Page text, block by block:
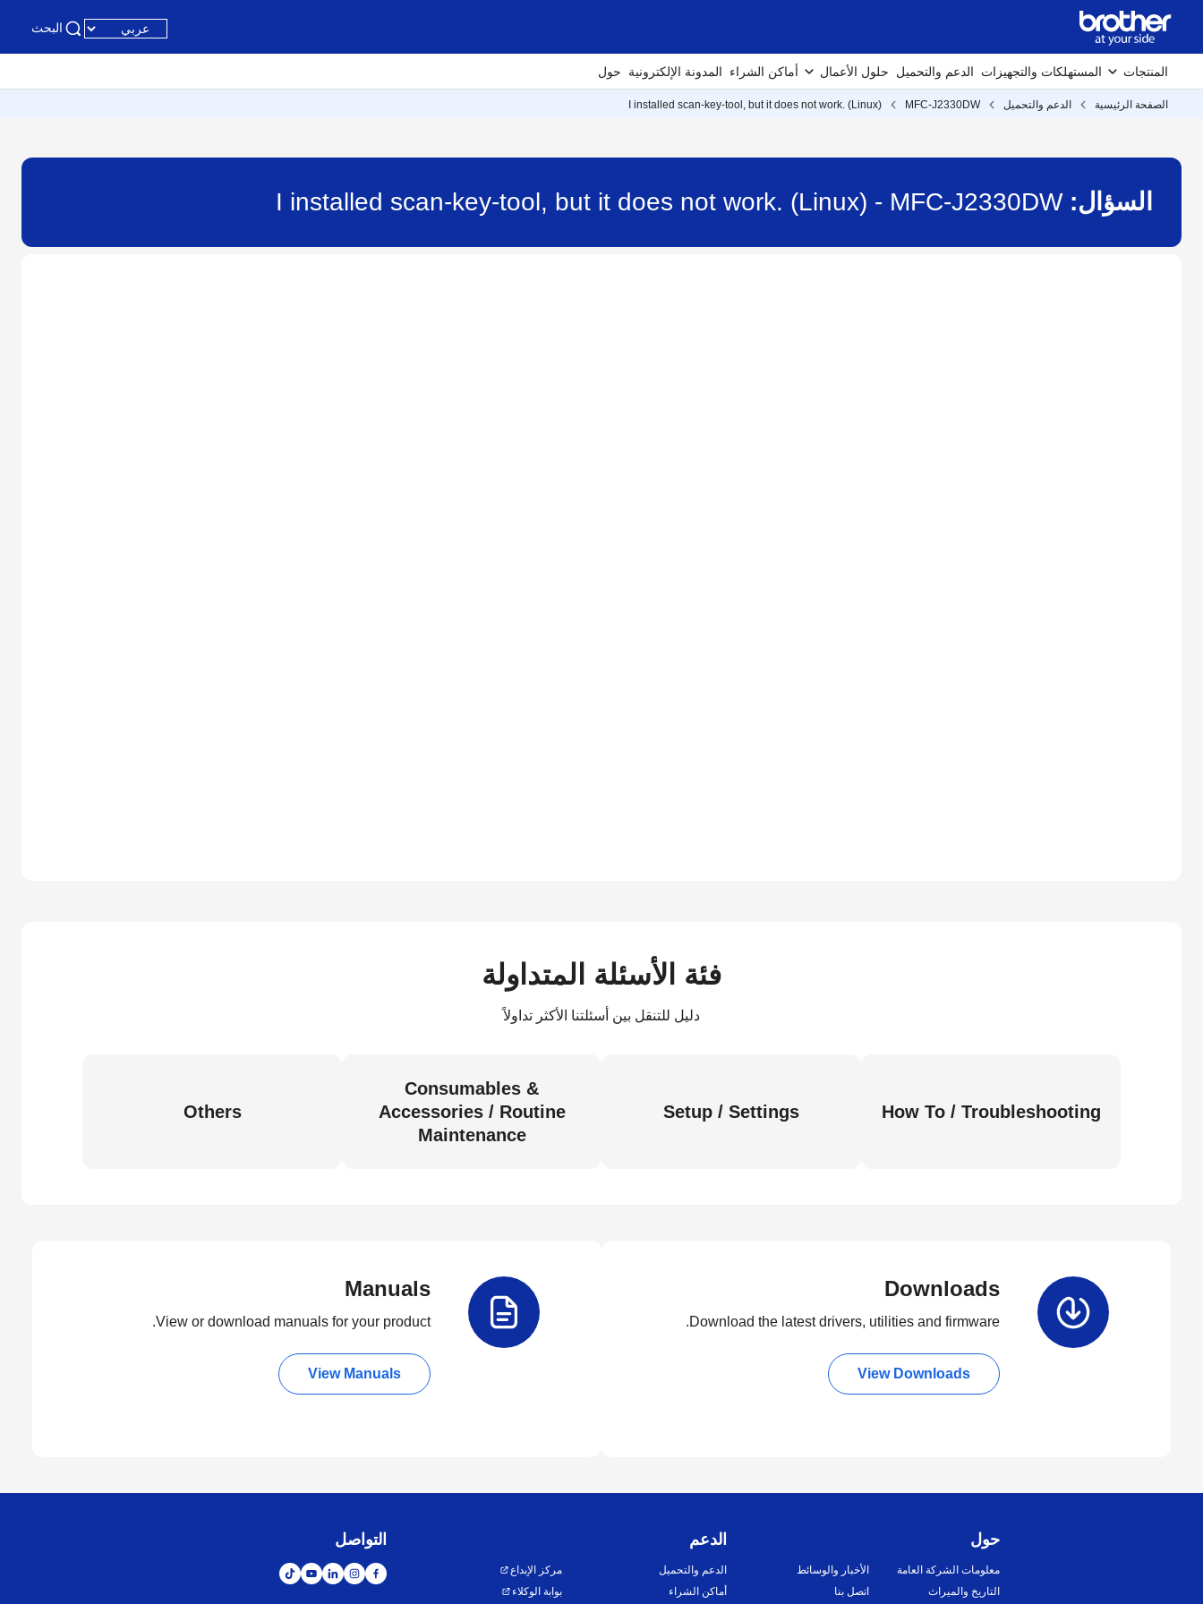
البحث
المنتجات المستهلكات والتجهيزات الدعم والتحميل حلول الأعمال أماكن الشراء المدونة الإلكترونية حول
الصفحة الرئيسية الدعم والتحميل MFC-J2330DW
I installed scan-key-tool, but it does not work. (Linux)
السؤال: I installed scan-key-tool, but it does not work. (Linux) - MFC-J2330DW
فئة الأسئلة المتداولة
دليل للتنقل بين أسئلتنا الأكثر تداولاً
How To / Troubleshooting
Setup / Settings
Consumables &
Accessories / Routine
Maintenance
Others
Downloads
Download the latest drivers, utilities and firmware.
View Downloads
Manuals
View or download manuals for your product.
View Manuals
حول
معلومات الشركة العامة
التاريخ والميراث
الأخبار والوسائط
اتصل بنا
الدعم
الدعم والتحميل
أماكن الشراء
مركز الإبداع
بوابة الوكلاء
التواصل